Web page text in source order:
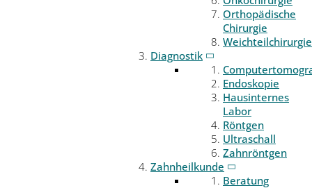
Orthopädische
Chirurgie
Weichteilchirurgie
Diagnostik
Endoskopie
Hausinternes
Labor
Röntgen
Ultraschall
Zahnröntgen
Zahnheilkunde
Beratung